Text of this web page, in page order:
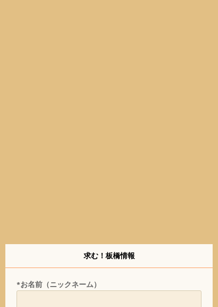
求む！板橋情報
*お名前（ニックネーム）